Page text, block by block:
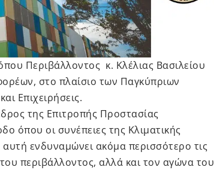
Περιβάλλοντος κ. Κλέλιας Βασιλείου
στο πλαίσιο των Παγκύπριων
Επιχειρήσεις.
της Επιτροπής Προστασίας
όπου οι συνέπειες της Κλιματικής
ενδυναμώνει ακόμα περισσότερο τις
περιβάλλοντος, αλλά και τον αγώνα του